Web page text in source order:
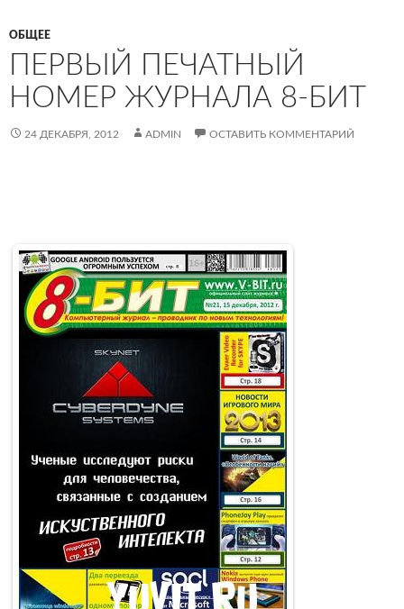
ОБЩЕЕ
ПЕРВЫЙ ПЕЧАТНЫЙ
НОМЕР ЖУРНАЛА 8-БИТ
24 ДЕКАБРЯ, 2012 ADMIN ОСТАВИТЬ КОММЕНТАРИЙ